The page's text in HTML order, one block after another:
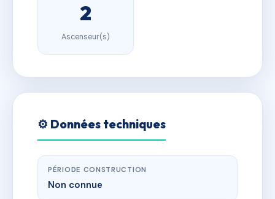
2
Ascenseur(s)
⚙️ Données techniques
PÉRIODE CONSTRUCTION
Non connue